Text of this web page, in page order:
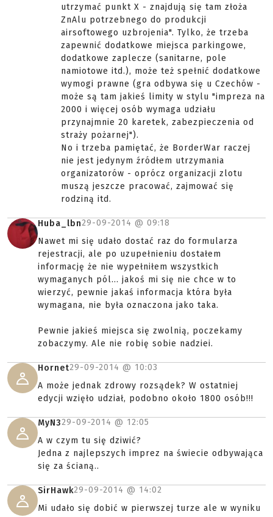
utrzymać punkt X - znajdują się tam złoża
ZnAlu potrzebnego do produkcji
airsoftowego uzbrojenia". Tylko, że trzeba
zapewnić dodatkowe miejsca parkingowe,
dodatkowe zaplecze (sanitarne, pole
namiotowe itd.), może też spełnić dodatkowe
wymogi prawne (gra odbywa się u Czechów -
może są tam jakieś limity w stylu "impreza na
2000 i więcej osób wymaga udziału
przynajmnie 20 karetek, zabezpieczenia od
straży pożarnej").
No i trzeba pamiętać, że BorderWar raczej
nie jest jedynym źródłem utrzymania
organizatorów - oprócz organizacji zlotu
muszą jeszcze pracować, zajmować się
rodziną itd.
Huba_lbn29-09-2014 @ 09:18
Nawet mi się udało dostać raz do formularza
rejestracji, ale po uzupełnieniu dostałem
informację że nie wypełniłem wszystkich
wymaganych pól... jakoś mi się nie chce w to
wierzyć, pewnie jakaś informacja która była
wymagana, nie była oznaczona jako taka.
Pewnie jakieś miejsca się zwolnią, poczekamy
zobaczymy. Ale nie robię sobie nadziei.
Hornet29-09-2014 @ 10:03
A może jednak zdrowy rozsądek? W ostatniej
edycji wzięło udział, podobno około 1800 osób!!!
MyN329-09-2014 @ 12:05
A w czym tu się dziwić?
Jedna z najlepszych imprez na świecie odbywająca
się za ścianą..
SirHawk29-09-2014 @ 14:02
Mi udało się dobić w pierwszej turze ale w wyniku